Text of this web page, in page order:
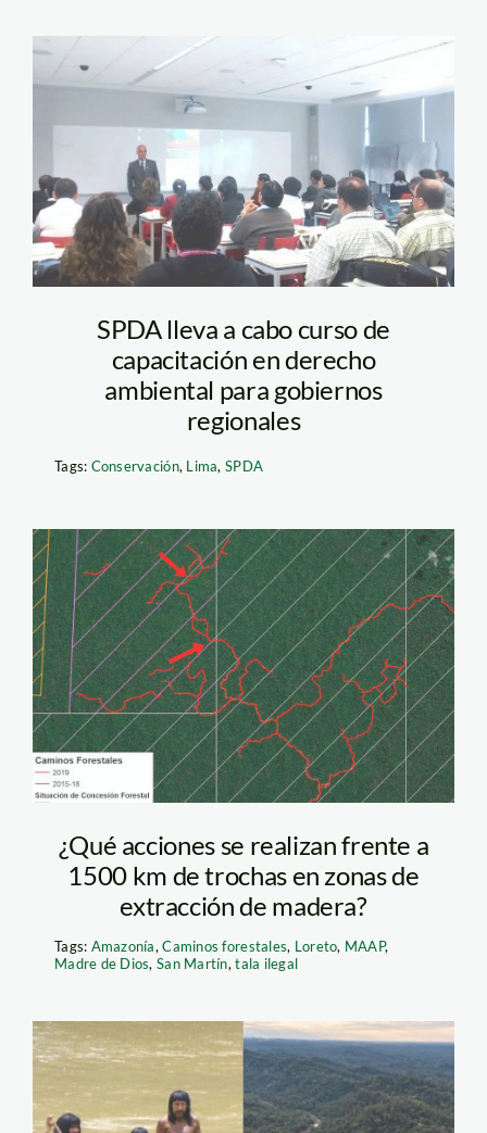
inte_pucp_spda
SPDA lleva a cabo curso de
capacitación en derecho
ambiental para gobiernos
regionales
Tags: Conservación, Lima,SPDA
caminos-forestales—
maap
¿Qué acciones se realizan frente a
1500 km de trochas en zonas de
extracción de madera?
Tags: Amazonía,Caminos forestales, Loreto, MAAP,
Madre de Dios,San Martín,tala ilegal
hidrocarburos-